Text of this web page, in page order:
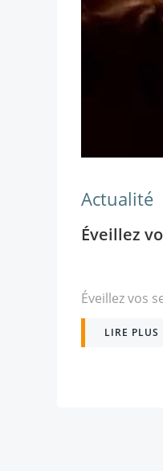
Actualité
Éveillez
Éveillez vos
LIRE PLUS